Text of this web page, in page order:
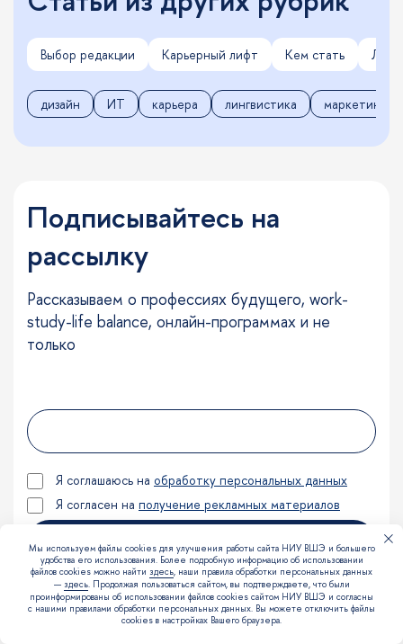
Выбор редакции Карьерный лифт Кем стать
дизайн ИТ карьера лингвистика маркетинг
Подписывайтесь на
рассылку
Рассказываем о профессиях будущего, work-
study-life balance, онлайн-программах и не
только
Я соглашаюсь на обработку персональных данных
Я согласен на получение рекламных материалов
Подписаться
Мы используем файлы cookies для улучшения работы сайта НИУ ВШЭ и большего
удобства его использования. Более подробную информацию об использовании
файлов cookies можно найти здесь, наши правила обработки персональных данных
— здесь. Продолжая пользоваться сайтом, вы подтверждаете, что были
проинформированы об использовании файлов cookies сайтом НИУ ВШЭ и согласны
с нашими правилами обработки персональных данных. Вы можете отключить файлы
cookies в настройках Вашего браузера.